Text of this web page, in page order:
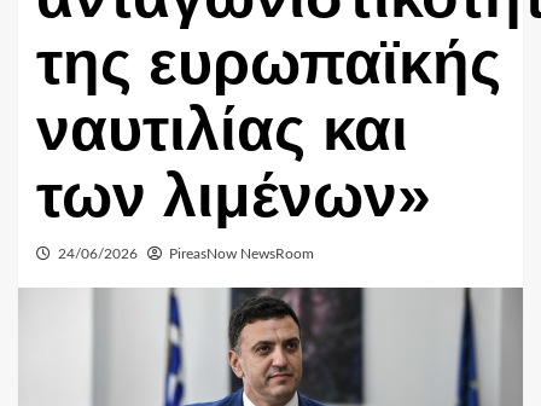
της ευρωπαϊκής
ναυτιλίας και
των λιμένων»
24/06/2026 PireasNow NewsRoom